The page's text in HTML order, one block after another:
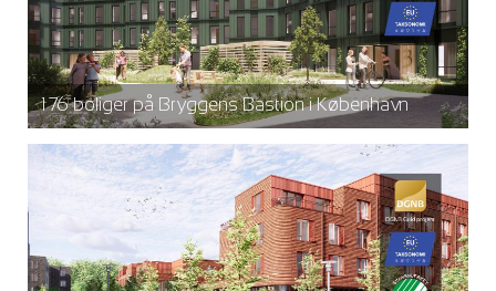
176 boliger på Bryggens Bastion i København